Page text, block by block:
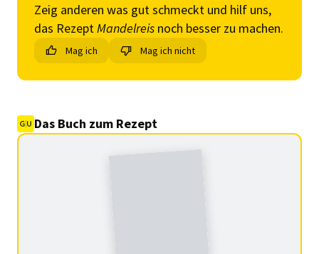
Zeig anderen was gut schmeckt und hilf uns,
das RezeptMandelreis noch besser zu machen.
Mag ich Mag ich nicht
Das Buch zum Rezept